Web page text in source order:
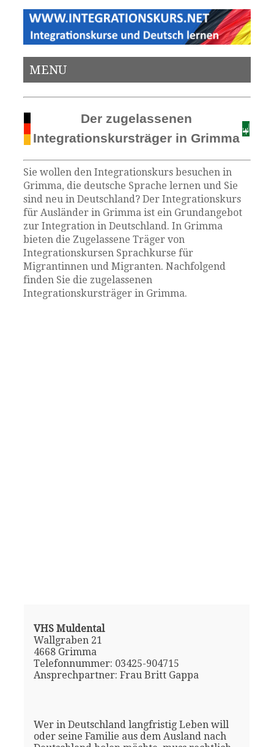
MENU
Der zugelassenen
Integrationskursträger in Grimma
Sie wollen den Integrationskurs besuchen in
Grimma, die deutsche Sprache lernen und Sie
sind neu in Deutschland? Der Integrationskurs
für Ausländer in Grimma ist ein Grundangebot
zur Integration in Deutschland. In Grimma
bieten die Zugelassene Träger von
Integrationskursen Sprachkurse für
Migrantinnen und Migranten. Nachfolgend
finden Sie die zugelassenen
Integrationskursträger in Grimma.
VHS Muldental
Wallgraben 21
4668 Grimma
Telefonnummer: 03425-904715
Ansprechpartner: Frau Britt Gappa
Wer in Deutschland langfristig Leben will
oder seine Familie aus dem Ausland nach